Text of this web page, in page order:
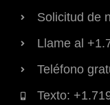
Solicitud de
Llame al
Teléfono
Texto: